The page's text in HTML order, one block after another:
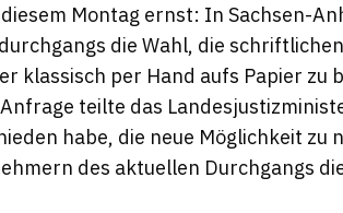
Montag ernst: In Sachsen-
die Wahl, die
klassisch per Hand aufs Papier zu
teilte das
habe, die neue Möglichkeit zu
des aktuellen Durchgangs